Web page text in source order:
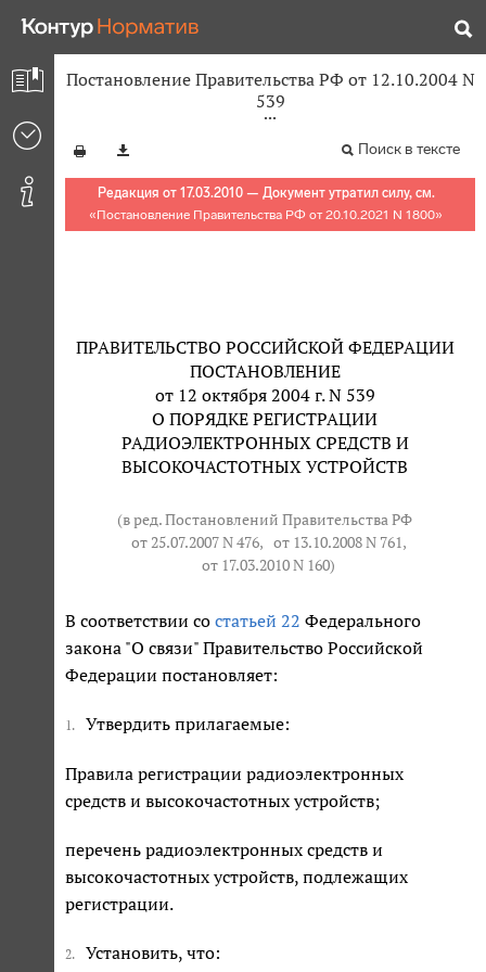
Постановление Правительства РФ от 12.10.2004 N
539
Поиск в тексте
Редакция от 17.03.2010 — Документ утратил силу, см.
«Постановление Правительства РФ от 20.10.2021 N 1800»
ПРАВИТЕЛЬСТВО РОССИЙСКОЙ ФЕДЕРАЦИИ
ПОСТАНОВЛЕНИЕ
от 12 октября 2004 г. N 539
О ПОРЯДКЕ РЕГИСТРАЦИИ
РАДИОЭЛЕКТРОННЫХ СРЕДСТВ И
ВЫСОКОЧАСТОТНЫХ УСТРОЙСТВ
(в ред. Постановлений Правительства РФ
от 25.07.2007 N 476, от 13.10.2008 N 761,
от 17.03.2010 N 160)
В соответствии со статьей 22 Федерального
закона "О связи" Правительство Российской
Федерации постановляет:
1. Утвердить прилагаемые:
Правила регистрации радиоэлектронных
средств и высокочастотных устройств;
перечень радиоэлектронных средств и
высокочастотных устройств, подлежащих
регистрации.
2. Установить, что: